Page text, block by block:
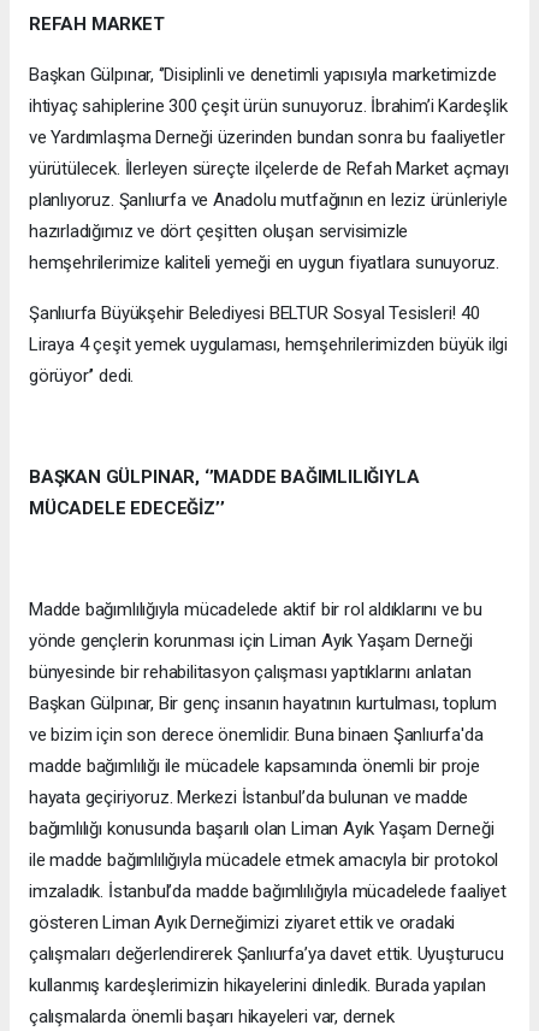
REFAH MARKET
Başkan Gülpınar, ‘’Disiplinli ve denetimli yapısıyla marketimizde
ihtiyaç sahiplerine 300 çeşit ürün sunuyoruz. İbrahim’i Kardeşlik
ve Yardımlaşma Derneği üzerinden bundan sonra bu faaliyetler
yürütülecek. İlerleyen süreçte ilçelerde de Refah Market açmayı
planlıyoruz. Şanlıurfa ve Anadolu mutfağının en leziz ürünleriyle
hazırladığımız ve dört çeşitten oluşan servisimizle
hemşehrilerimize kaliteli yemeği en uygun fiyatlara sunuyoruz.
Şanlıurfa Büyükşehir Belediyesi BELTUR Sosyal Tesisleri! 40
Liraya 4 çeşit yemek uygulaması, hemşehrilerimizden büyük ilgi
görüyor’’ dedi.
BAŞKAN GÜLPINAR, ‘’MADDE BAĞIMLILIĞIYLA
MÜCADELE EDECEĞİZ’’
Madde bağımlılığıyla mücadelede aktif bir rol aldıklarını ve bu
yönde gençlerin korunması için Liman Ayık Yaşam Derneği
bünyesinde bir rehabilitasyon çalışması yaptıklarını anlatan
Başkan Gülpınar, Bir genç insanın hayatının kurtulması, toplum
ve bizim için son derece önemlidir. Buna binaen Şanlıurfa'da
madde bağımlılığı ile mücadele kapsamında önemli bir proje
hayata geçiriyoruz. Merkezi İstanbul’da bulunan ve madde
bağımlılığı konusunda başarılı olan Liman Ayık Yaşam Derneği
ile madde bağımlılığıyla mücadele etmek amacıyla bir protokol
imzaladık. İstanbul’da madde bağımlılığıyla mücadelede faaliyet
gösteren Liman Ayık Derneğimizi ziyaret ettik ve oradaki
çalışmaları değerlendirerek Şanlıurfa’ya davet ettik. Uyuşturucu
kullanmış kardeşlerimizin hikayelerini dinledik. Burada yapılan
çalışmalarda önemli başarı hikayeleri var, dernek